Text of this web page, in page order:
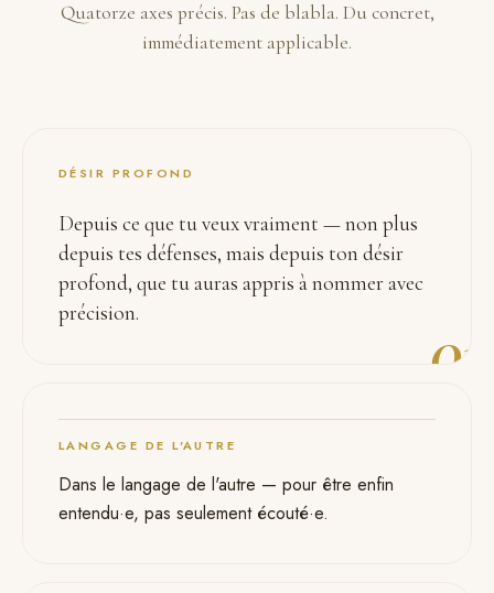
Quatorze axes précis. Pas de blabla. Du concret,
immédiatement applicable.
01
DÉSIR PROFOND
Depuis ce que tu veux vraiment — non plus
depuis tes défenses, mais depuis ton désir
profond, que tu auras appris à nommer avec
précision.
02
LANGAGE DE L'AUTRE
Dans le langage de l'autre — pour être enfin
entendu·e, pas seulement écouté·e.